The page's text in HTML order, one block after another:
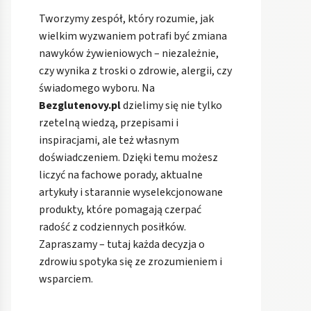
Tworzymy zespół, który rozumie, jak
wielkim wyzwaniem potrafi być zmiana
nawyków żywieniowych – niezależnie,
czy wynika z troski o zdrowie, alergii, czy
świadomego wyboru. Na
Bezglutenovy.pldzielimy się nie tylko
rzetelną wiedzą, przepisami i
inspiracjami, ale też własnym
doświadczeniem. Dzięki temu możesz
liczyć na fachowe porady, aktualne
artykuły i starannie wyselekcjonowane
produkty, które pomagają czerpać
radość z codziennych posiłków.
Zapraszamy – tutaj każda decyzja o
zdrowiu spotyka się ze zrozumieniem i
wsparciem.